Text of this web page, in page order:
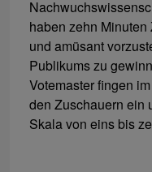
haben zehn
und amüsant
Publikums zu
Votemaster fingen
den Zuschauern ein
Skala von eins bis